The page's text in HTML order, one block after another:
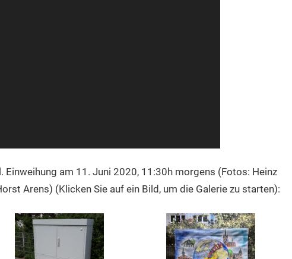
Einweihung am 11. Juni 2020, 11:30h morgens (Fotos: Heinz
Arens) (Klicken Sie auf ein Bild, um die Galerie zu starten):